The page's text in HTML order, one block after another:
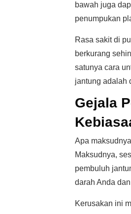
bawah juga
penumpukan
Rasa sakit di
berkurang
satunya cara
jantung adalah
Gejala
Apa
Maksudnya,
pembuluh
darah Anda
Kerusakan ini